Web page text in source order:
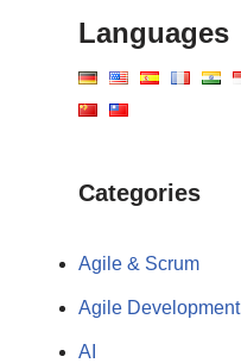
Languages
Categories
Agile & Scrum
Agile Development
AI